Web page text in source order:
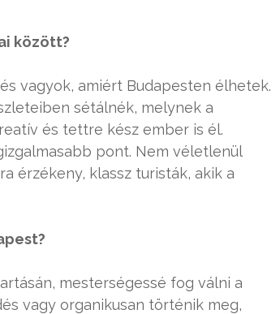
között?
vagyok, amiért Budapesten élhetek.
sétálnék, melynek a
és tettre kész ember is él.
pont. Nem véletlenül
érzékeny, klassz turisták, akik a
mesterségessé fog válni a
vagy organikusan történik meg,